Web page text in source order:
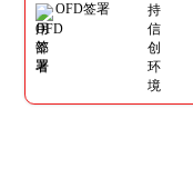
OFD签署